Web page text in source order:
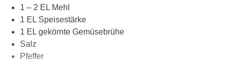
1 – 2 EL Mehl
1 EL Speisestärke
1 EL gekörnte Gemüsebrühe
Salz
Pfeffer